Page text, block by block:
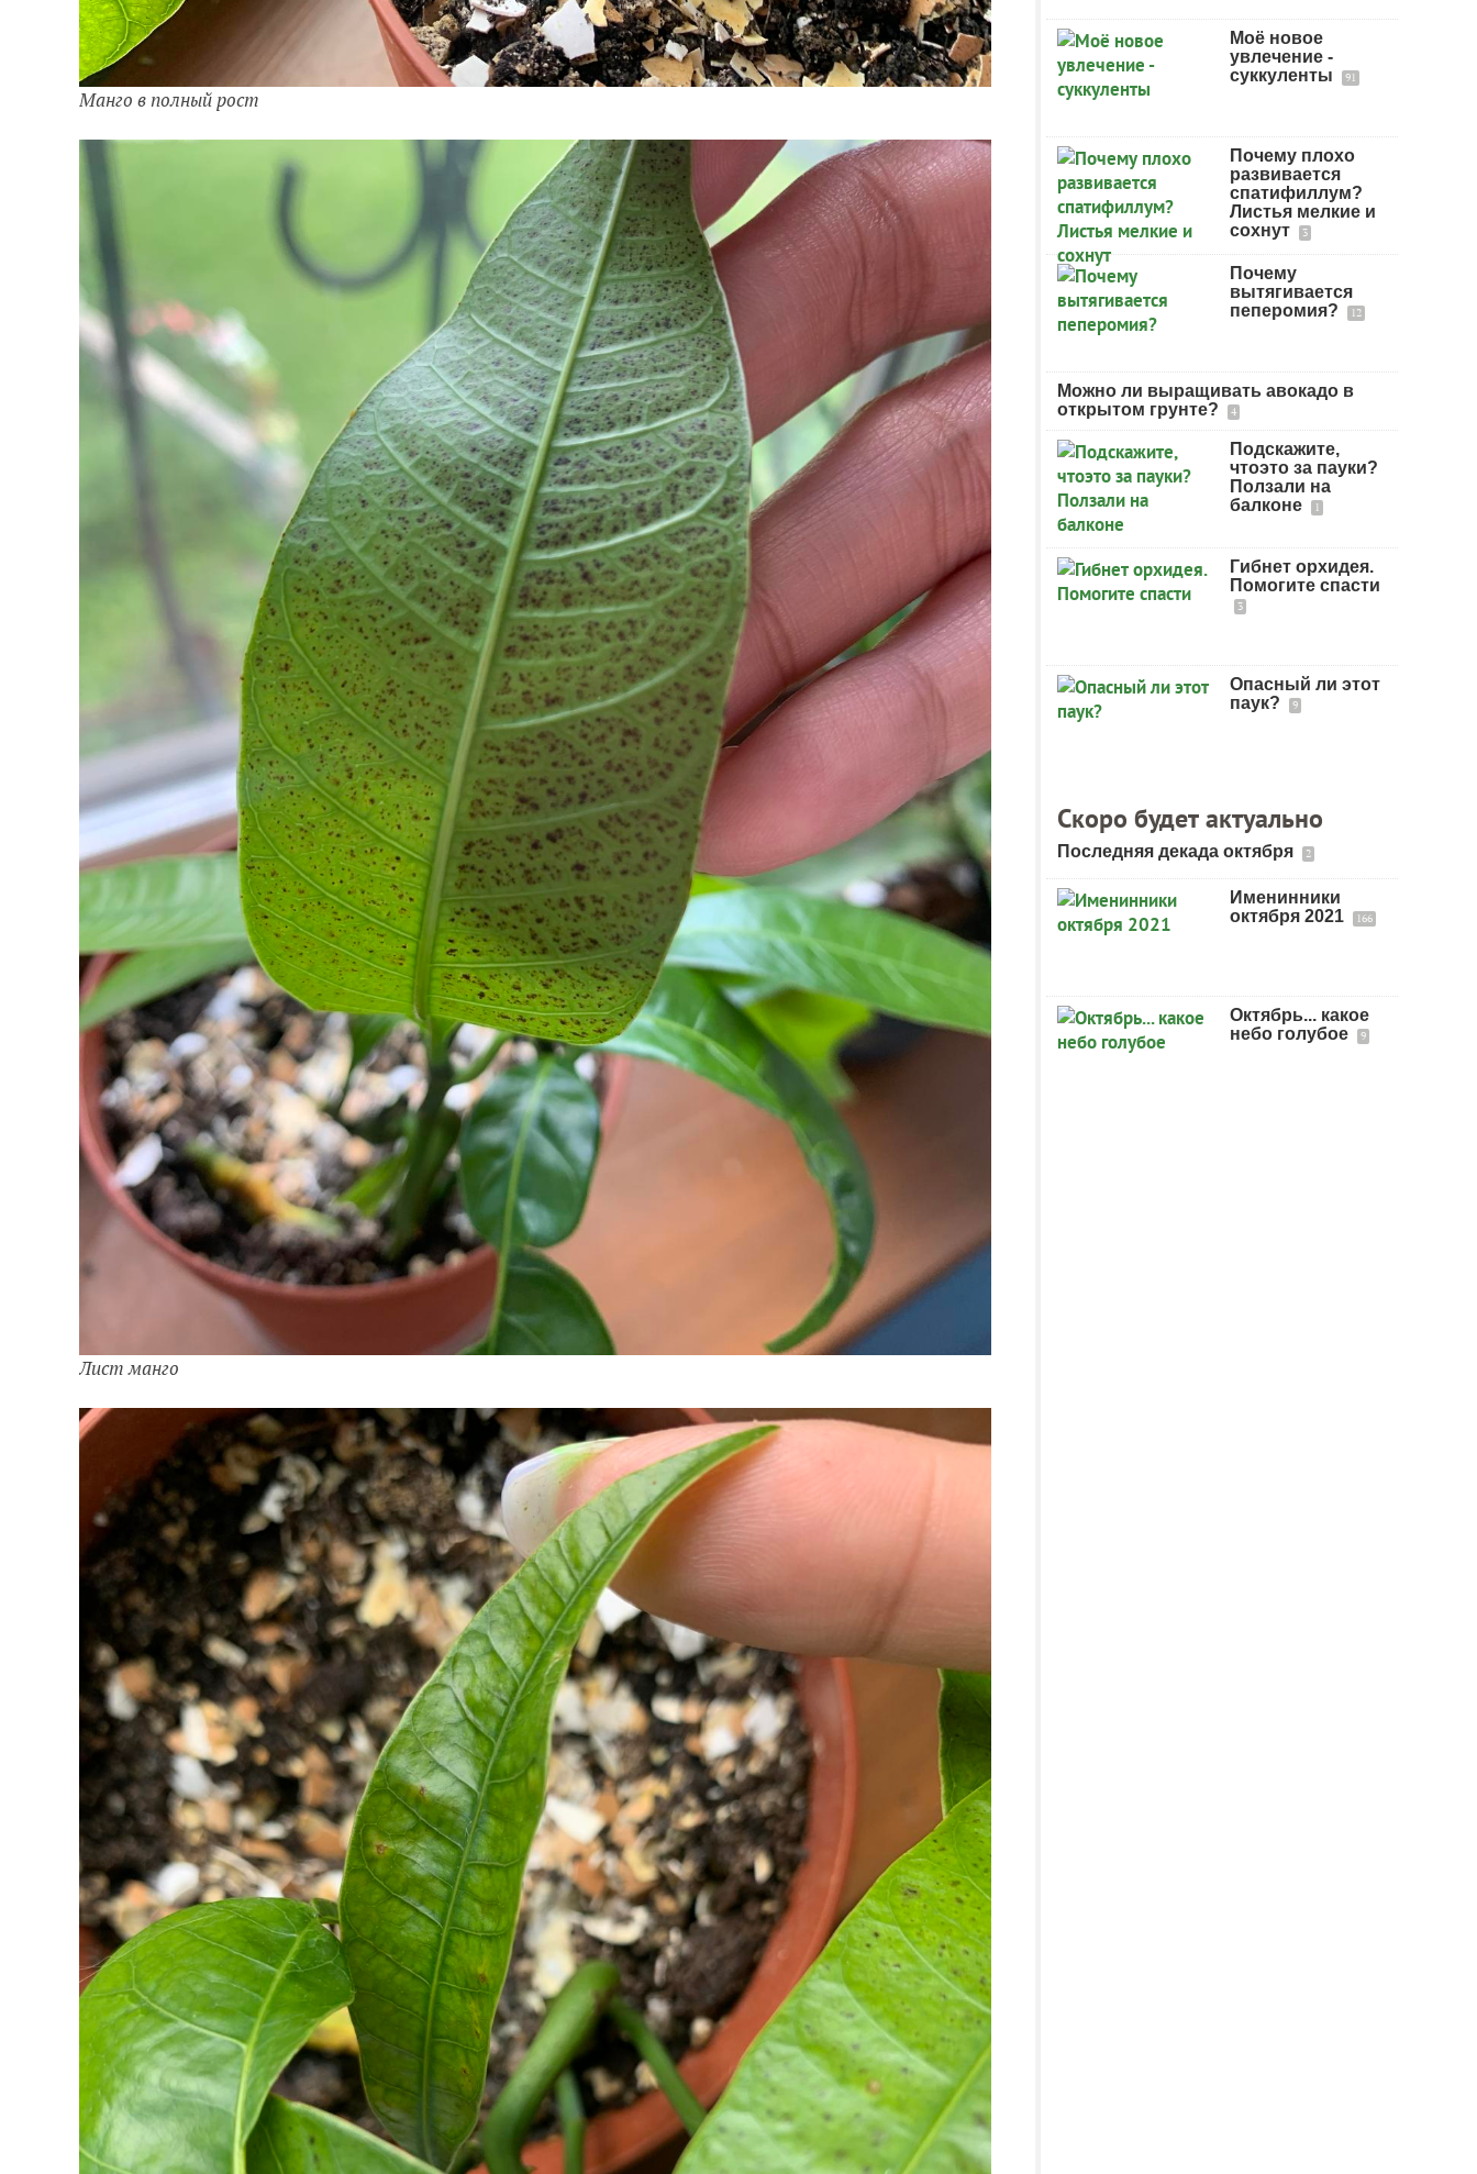
Манго в полный рост
Лист манго
Моё новое
увлечение -
суккуленты
91
Почему плохо
развивается
спатифиллум?
Листья мелкие и
сохнут
3
Почему
вытягивается
пеперомия?
12
Можно ли выращивать авокадо в
открытом грунте?
4
Подскажите,
чтоэто за пауки?
Ползали на
балконе
1
Гибнет орхидея.
Помогите спасти
3
Опасный ли этот
паук?
9
Скоро будет актуально
Последняя декада октября 2
Именинники
октября 2021
166
Октябрь... какое
небо голубое
9